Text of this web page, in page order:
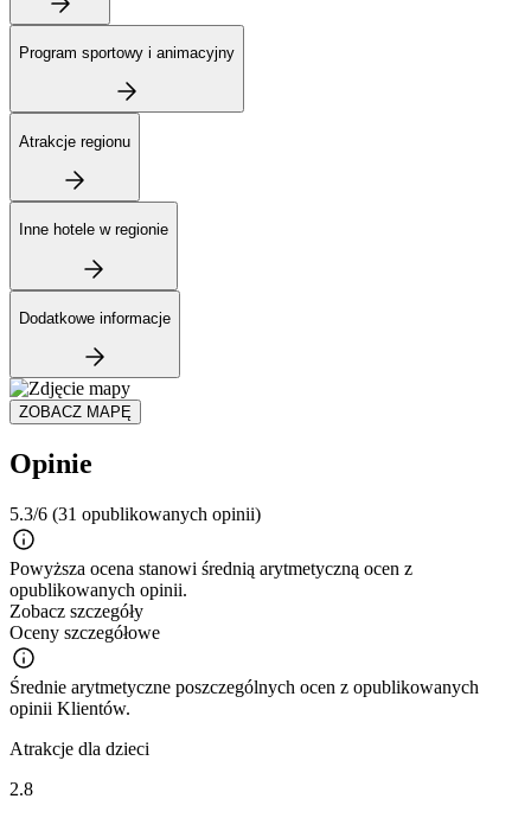
Program sportowy i animacyjny
Atrakcje regionu
Inne hotele w regionie
Dodatkowe informacje
ZOBACZ MAPĘ
Opinie
5.3/6 (31 opublikowanych opinii)
Powyższa ocena stanowi średnią arytmetyczną ocen z
opublikowanych opinii.
Zobacz szczegóły
Oceny szczegółowe
Średnie arytmetyczne poszczególnych ocen z opublikowanych
opinii Klientów.
Atrakcje dla dzieci
2.8